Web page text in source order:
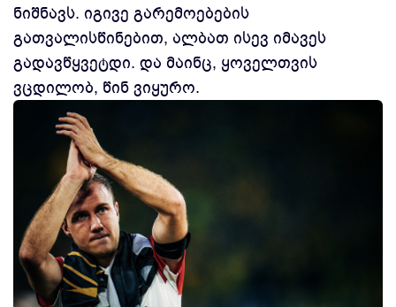
ნიშნავს. იგივე გარემოებების
გათვალისწინებით, ალბათ ისევ იმავეს
გადავწყვეტდი. და მაინც, ყოველთვის
ვცდილობ, წინ ვიყურო.